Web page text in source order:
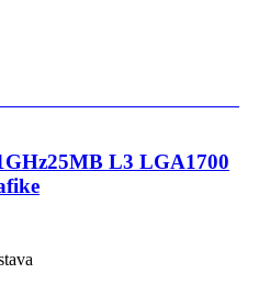
L3 LGA1700